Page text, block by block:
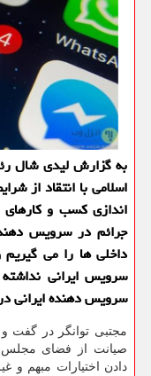
به گزارش لیدی شال
اسلامی با انتقاد از
اندازی کسب و کارهای
جرائم در سرویس
داخلی ها را می
سرویس ایرانی
سرویس دهنده ایرانی
مجتبی توانگر در گفت
صیانت از فضای مجلس
دادن اختیارات مبهم و